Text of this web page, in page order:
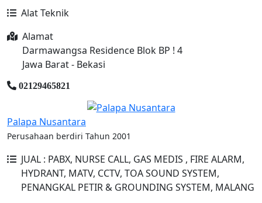
Alat Teknik
Alamat
Darmawangsa Residence Blok BP ! 4
Jawa Barat - Bekasi
02129465821
Palapa Nusantara
Perusahaan berdiri Tahun 2001
JUAL : PABX, NURSE CALL, GAS MEDIS , FIRE ALARM,
HYDRANT, MATV, CCTV, TOA SOUND SYSTEM,
PENANGKAL PETIR & GROUNDING SYSTEM, MALANG